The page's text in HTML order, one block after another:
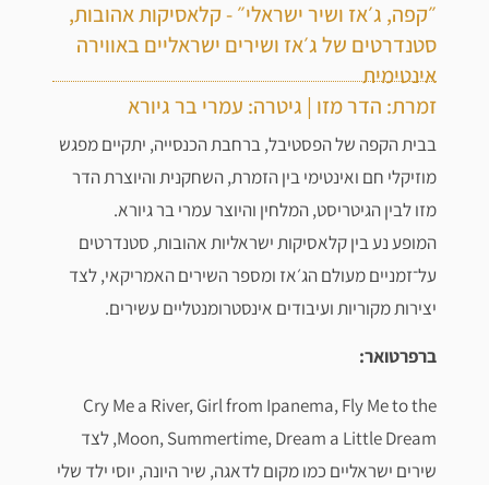
״קפה, ג׳אז ושיר ישראלי״ - קלאסיקות אהובות,
סטנדרטים של ג׳אז ושירים ישראליים באווירה
אינטימית
זמרת: הדר מזו | גיטרה: עמרי בר גיורא
בבית הקפה של הפסטיבל, ברחבת הכנסייה, יתקיים מפגש
מוזיקלי חם ואינטימי בין הזמרת, השחקנית והיוצרת הדר
מזו לבין הגיטריסט, המלחין והיוצר עמרי בר גיורא.
המופע נע בין קלאסיקות ישראליות אהובות, סטנדרטים
על־זמניים מעולם הג׳אז ומספר השירים האמריקאי, לצד
יצירות מקוריות ועיבודים אינסטרומנטליים עשירים.
ברפרטואר:
Cry Me a River, Girl from Ipanema, Fly Me to the
Moon, Summertime, Dream a Little Dream, לצד
שירים ישראליים כמו מקום לדאגה, שיר היונה, יוסי ילד שלי